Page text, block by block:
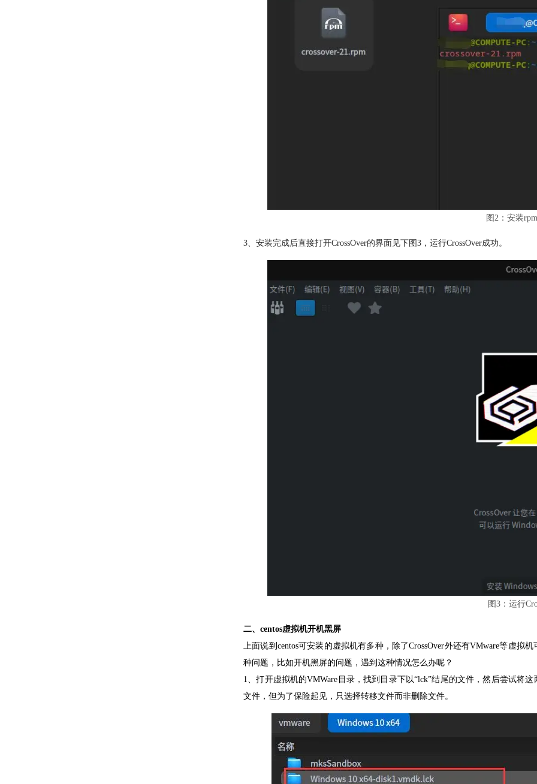
图2：安装
3、安装完成后直接打开CrossOver的界面见下图3，运行CrossOver成功。
图3：运行
二、centos虚拟机开机黑屏
上面说到centos可安装的虚拟机有多种，除了CrossOver外还有VMware等虚
种问题，比如开机黑屏的问题，遇到这种情况怎么办呢？
1、打开虚拟机的VMWare目录，找到目录下以“lck”结尾的文件，然后尝试将
文件，但为了保险起见，只选择转移文件而非删除文件。